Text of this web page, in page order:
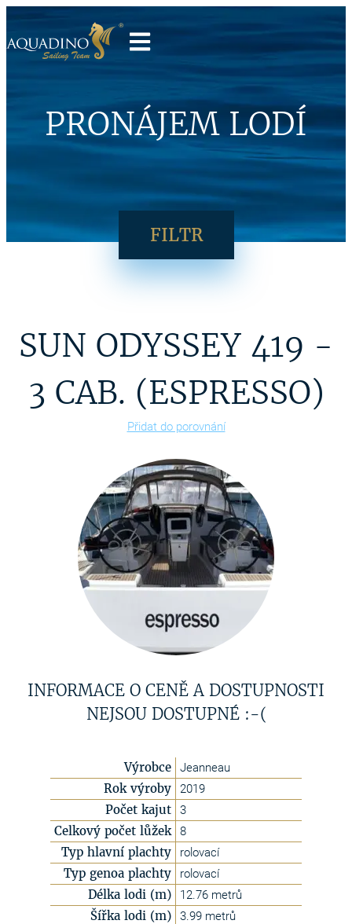
PRONÁJEM LODÍ
FILTR
SUN ODYSSEY 419 -
3 CAB. (ESPRESSO)
Přidat do porovnání
INFORMACE O CENĚ A DOSTUPNOSTI
NEJSOU DOSTUPNÉ :-(
Výrobce Jeanneau
Rok výroby 2019
Počet kajut 3
Celkový počet lůžek 8
Typ hlavní plachty rolovací
Typ genoa plachty rolovací
Délka lodi (m) 12.76 metrů
Šířka lodi (m) 3.99 metrů